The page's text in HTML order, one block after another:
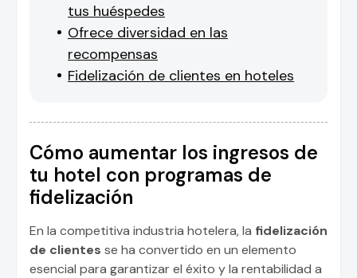
tus huéspedes
Ofrece diversidad en las
recompensas
Fidelización de clientes en hoteles
Cómo aumentar los ingresos de
tu hotel con programas de
fidelización
En la competitiva industria hotelera, la fidelización
de clientes se ha convertido en un elemento
esencial para garantizar el éxito y la rentabilidad a